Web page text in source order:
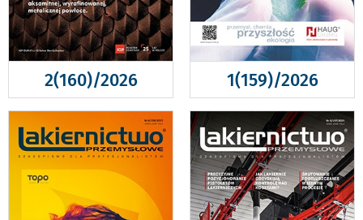
2(160)/2026 1(159)/2026